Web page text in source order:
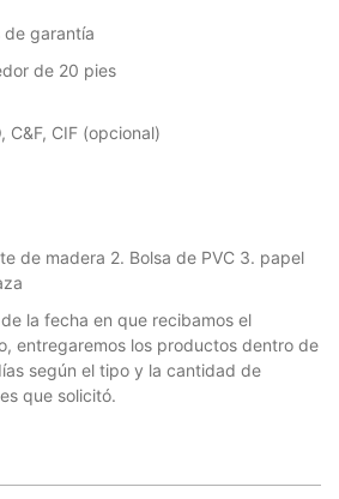
de garantía
de 20 pies
C&F, CIF (opcional)
de madera 2. Bolsa de PVC 3. papel
la fecha en que recibamos el
entregaremos los productos dentro de
según el tipo y la cantidad de
que solicitó.